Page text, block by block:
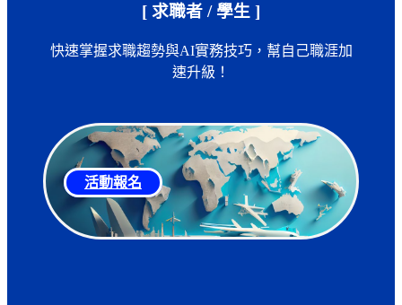
[ 求職者 / 學生 ]
快速掌握求職趨勢與AI實務技巧，幫自己職涯加
速升級！
活動報名